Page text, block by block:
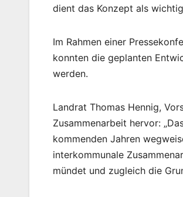
dient das Konzept als
Im Rahmen einer
konnten die geplanten
werden.
Landrat Thomas Hennig,
Zusammenarbeit hervor:
kommenden Jahren
interkommunale
mündet und zugleich die